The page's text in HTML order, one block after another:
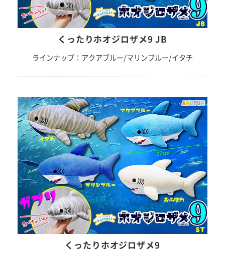
くったりホオジロザメ9 JB
ラインナップ：アクアブルー/マリンブルー/イタチ
くったりホオジロザメ9